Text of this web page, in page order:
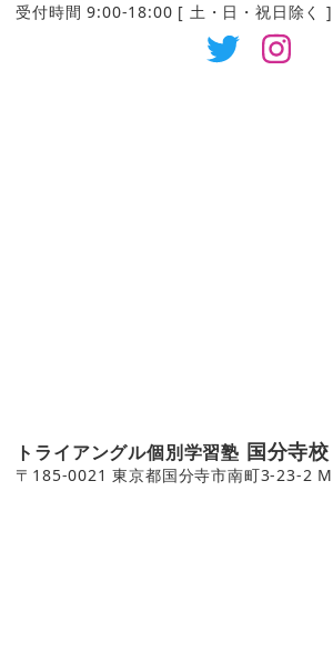
受付時間 9:00-18:00 [ 土・日・祝日除く ]
トライアングル個別学習塾 国分寺校
〒185-0021 東京都国分寺市南町3-23-2